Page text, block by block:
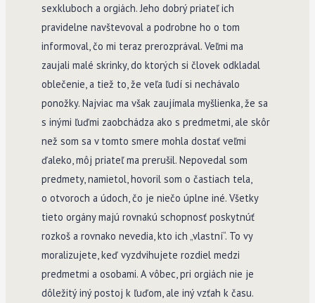
sexkluboch a orgiách. Jeho dobrý priateľ ich
pravidelne navštevoval a podrobne ho o tom
informoval, čo mi teraz prerozprával. Veľmi ma
zaujali malé skrinky, do ktorých si človek odkladal
oblečenie, a tiež to, že veľa ľudí si nechávalo
ponožky. Najviac ma však zaujímala myšlienka, že sa
s inými ľuďmi zaobchádza ako s predmetmi, ale skôr
než som sa v tomto smere mohla dostať veľmi
ďaleko, môj priateľ ma prerušil. Nepovedal som
predmety, namietol, hovoril som o častiach tela,
o otvoroch a údoch, čo je niečo úplne iné. Všetky
tieto orgány majú rovnakú schopnosť poskytnúť
rozkoš a rovnako nevedia, kto ich „vlastní“. To vy
moralizujete, keď vyzdvihujete rozdiel medzi
predmetmi a osobami. A vôbec, pri orgiách nie je
dôležitý iný postoj k ľuďom, ale iný vzťah k času.